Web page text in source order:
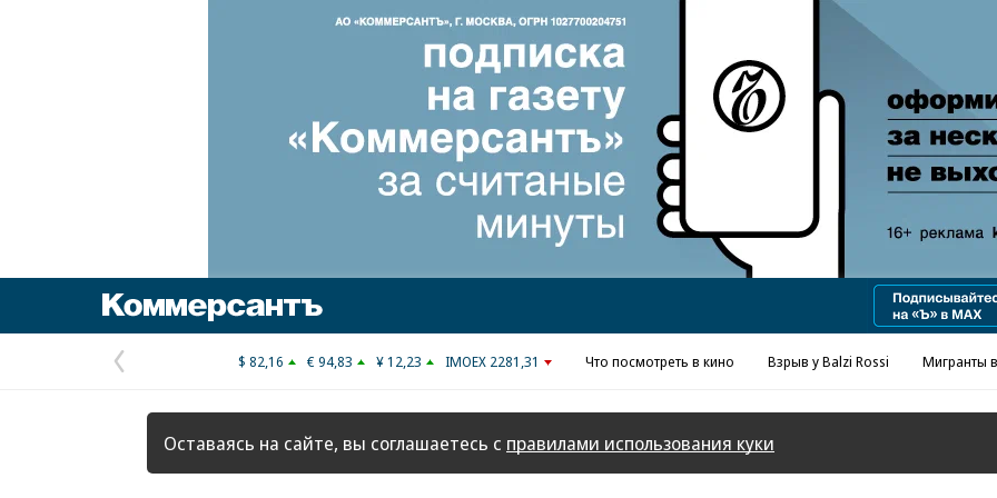
Предыдущая
страница
$ 82,16 € 94,83 ¥ 12,23 IMOEX 2281,31 Что посмотреть в кино Взрыв у Balzi Rossi Мигранты
Оставаясь на сайте, вы соглашаетесь с правилами использования куки